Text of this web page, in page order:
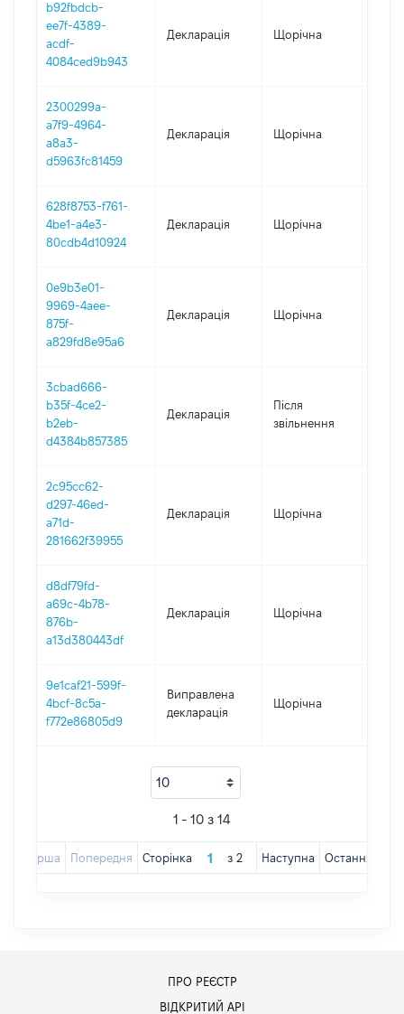
b92fbdcb-
ee7f-4389-
acdf-
4084ced9b943
Декларація Щорічна
2300299a-
a7f9-4964-
a8a3-
d5963fc81459
Декларація Щорічна
628f8753-f761-
4be1-a4e3-
80cdb4d10924
Декларація Щорічна
0e9b3e01-
9969-4aee-
875f-
a829fd8e95a6
Декларація Щорічна
3cbad666-
b35f-4ce2-
b2eb-
d4384b857385
Декларація
Після
звільнення
2c95cc62-
d297-46ed-
a71d-
281662f39955
Декларація Щорічна
d8df79fd-
a69c-4b78-
876b-
a13d380443df
Декларація Щорічна
9e1caf21-599f-
4bcf-8c5a-
f772e86805d9
Виправлена
декларація
Щорічна
1 - 10 з 14
Перша Попередня Сторінка з 2 Наступна Остання
ПРО РЕЄСТР
ВІДКРИТИЙ АРІ